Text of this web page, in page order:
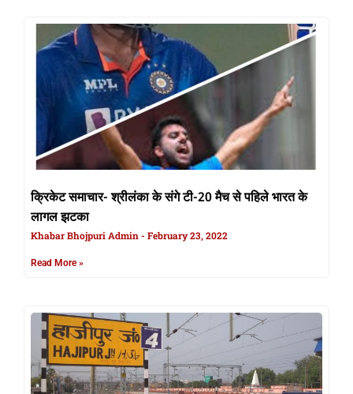
क्रिकेट समाचार- श्रीलंका के संगे टी-20 मैच से पहिले भारत के
लागल झटका
Khabar Bhojpuri Admin February 23, 2022
Read More »